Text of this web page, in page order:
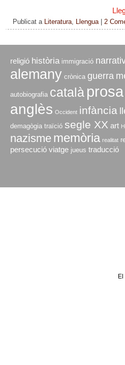
Publicat a Literatura, Llengua| 2
religió història immigració
alemany crònica guerra
autobiografia català prosa
anglès Occident infància
demagògia traïció segle XX art
nazisme memòria realitat
persecució viatge jueus traducció
El